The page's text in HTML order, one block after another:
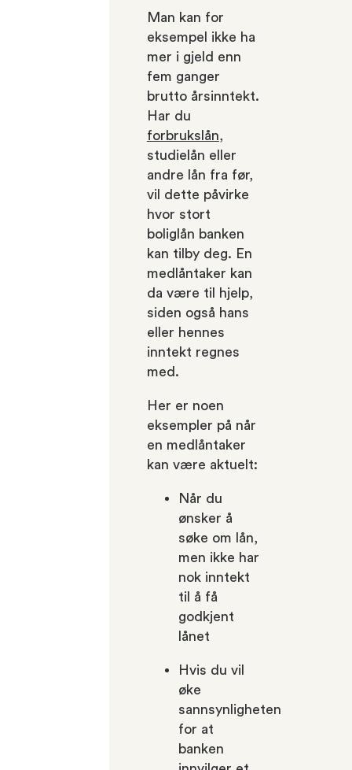
Man kan for
eksempel ikke ha
mer i gjeld enn
fem ganger
brutto årsinntekt.
Har du
forbrukslån,
studielån eller
andre lån fra før,
vil dette påvirke
hvor stort
boliglån banken
kan tilby deg. En
medlåntaker kan
da være til hjelp,
siden også hans
eller hennes
inntekt regnes
med.
Her er noen
eksempler på når
en medlåntaker
kan være aktuelt:
Når du
ønsker å
søke om lån,
men ikke har
nok inntekt
til å få
godkjent
lånet
Hvis du vil
øke
sannsynligheten
for at
banken